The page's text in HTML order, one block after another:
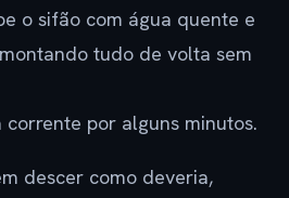
o sifão com água quente e
tudo de volta sem
corrente por alguns minutos.
descer como deveria,